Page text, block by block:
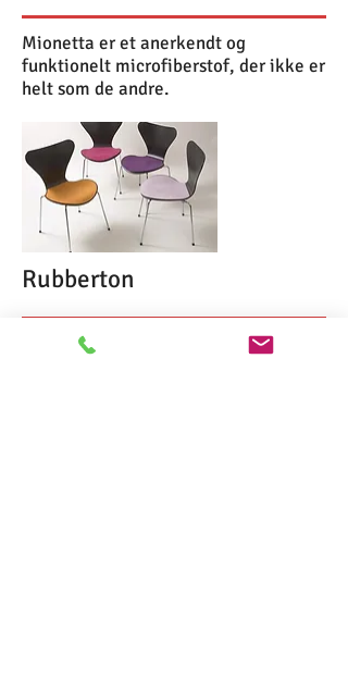
Mionetta er et anerkendt og
funktionelt microfiberstof, der ikke er
helt som de andre.
Rubberton
Rubberton kvalitets non-slip